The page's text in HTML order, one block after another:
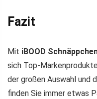
Fazit
Mit iBOOD
sich Top-
der großen Auswahl und
finden Sie immer etwas